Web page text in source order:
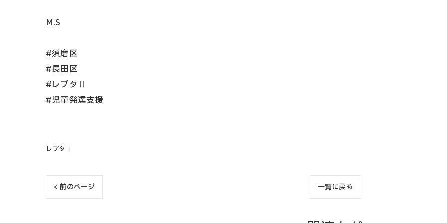
M.S
#須磨区
#長田区
#レプタⅡ
#児童発達支援
レプタⅡ
< 前のページ 一覧に戻る